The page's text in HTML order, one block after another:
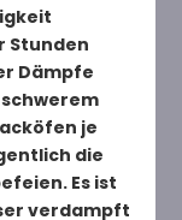
Stunden
Dämpfe
je
die
Es ist
verdampft